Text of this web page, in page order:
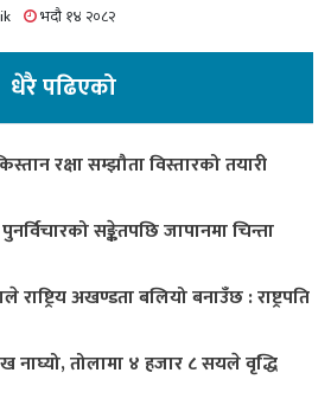
भदौ १४ २०८२
धेरै पढिएको
रक्षा सम्झौता विस्तारको तयारी
सङ्केतपछि जापानमा चिन्ता
राष्ट्रिय अखण्डता बलियो बनाउँछ : राष्ट्रपति
तोलामा ४ हजार ८ सयले वृद्धि